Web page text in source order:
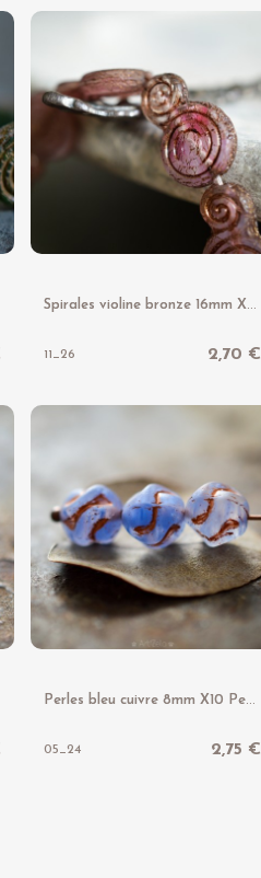
S
pirales violine bronze 16mm X2 Perles verre tchèque dépoli
11_26 2,70 €
05_24 2,75 €